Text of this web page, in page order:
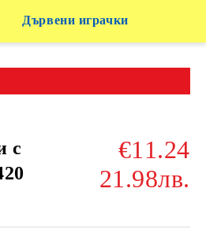
Дървени играчки
с
€11.24
21.98лв.